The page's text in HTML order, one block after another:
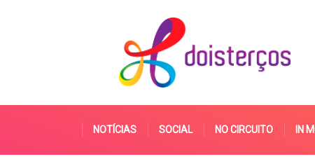
NOTÍCIAS SOCIAL NO CIRCUITO IN